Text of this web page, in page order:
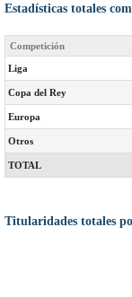
Estadísticas totales
Competición
Liga
Copa del Rey
Europa
Otros
TOTAL
Titularidades totales